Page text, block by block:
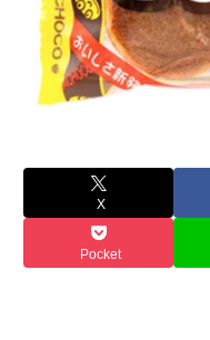
X
Pocket